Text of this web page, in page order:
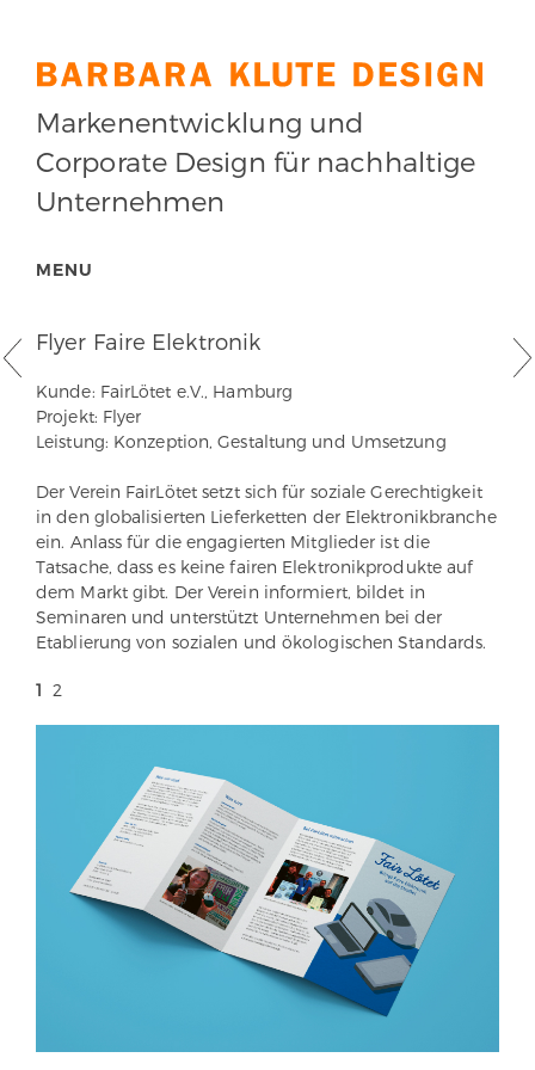
Markenentwicklung und
Corporate Design für nachhaltige
Unternehmen
MENU
Flyer Faire Elektronik
Kunde: FairLötet e.V., Hamburg
Projekt: Flyer
Leistung: Konzeption, Gestaltung und Umsetzung
Der Verein FairLötet setzt sich für soziale Gerechtigkeit
in den globalisierten Lieferketten der Elektronikbranche
ein. Anlass für die engagierten Mitglieder ist die
Tatsache, dass es keine fairen Elektronikprodukte auf
dem Markt gibt. Der Verein informiert, bildet in
Seminaren und unterstützt Unternehmen bei der
Etablierung von sozialen und ökologischen Standards.
1 2